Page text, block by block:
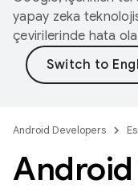
yapay zeka
çevirilerinde hata
Android Developers
Android